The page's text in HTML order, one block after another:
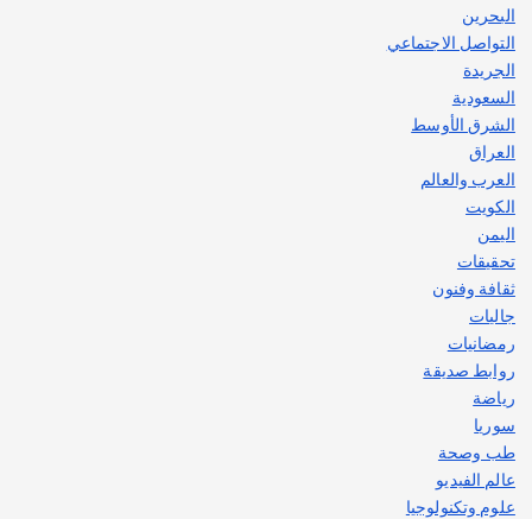
البحرين
التواصل الاجتماعي
الجريدة
السعودية
الشرق الأوسط
العراق
العرب والعالم
الكويت
اليمن
تحقيقات
ثقافة وفنون
جاليات
رمضانيات
روابط صديقة
رياضة
سوريا
طب وصحة
عالم الفيديو
علوم وتكنولوجيا